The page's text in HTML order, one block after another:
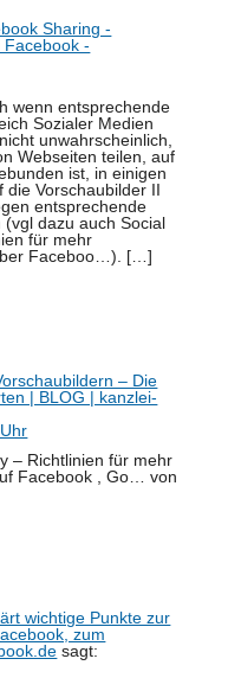
Sharing -
Facebook -
wenn entsprechende
Sozialer Medien
unwahrscheinlich,
Webseiten teilen, auf
ist, in einigen
die Vorschaubilder II
entsprechende
dazu auch Social
für mehr
Faceboo…). […]
– Die
| BLOG | kanzlei-
– Richtlinien für mehr
Facebook , Go… von
wichtige Punkte zur
zum
sagt: